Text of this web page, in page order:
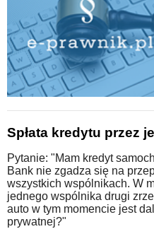
Spłata kredytu przez
Pytanie: "Mam kredyt
Bank nie zgadza się na
wszystkich wspólnikach. W
jednego wspólnika drugi
auto w tym momencie jest
prywatnej?"